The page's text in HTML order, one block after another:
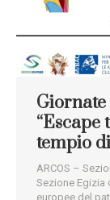
“Escape
tempio
ARCOS –
Sezione Egizia
europee del